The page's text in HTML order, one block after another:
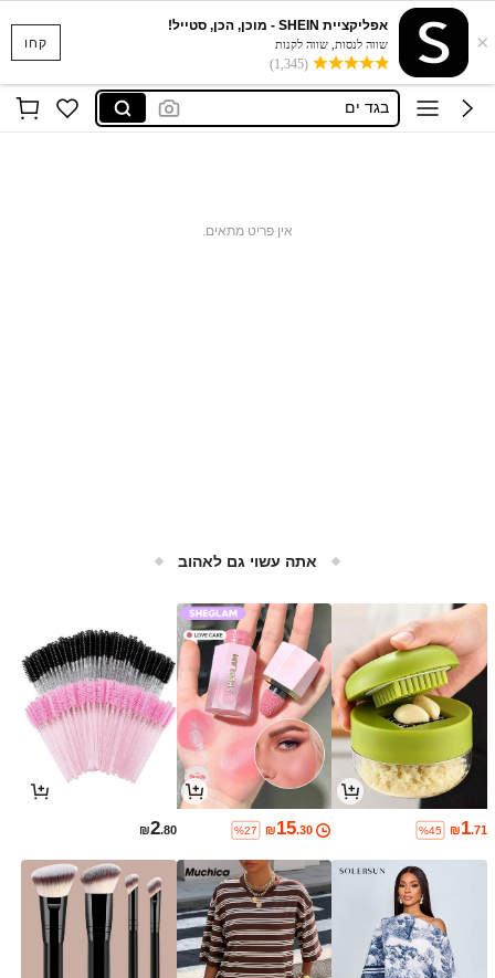
קחו ×
אפליקציית SHEIN - מוכן, הכן, סטייל!
שווה לנסות, שווה לקנות
(1,345)
סקוישים
anewsta שמלות
בגד ים
אין פריט מתאים.
אתה עשוי גם לאהוב
₪1.71
%45
₪15.30
%27
₪2.80